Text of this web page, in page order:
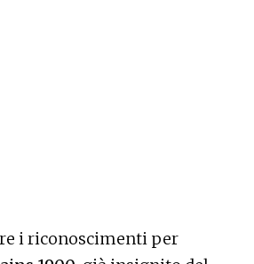
i riconoscimenti per